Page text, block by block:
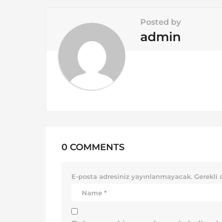
o
Posted by
admin
0 COMMENTS
E-posta adresiniz yayınlanmayacak. Gerekli